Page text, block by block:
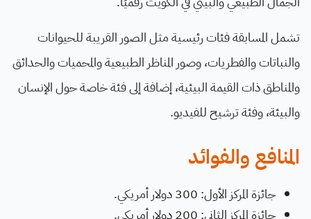
تشمل المسابقة فئات رئيسية مثل الصور القريبة للحيوانات
والنباتات والفطريات، وصور المناظر الطبيعية والمحميات والحدائق
والمناطق ذات القيمة البيئية، إضافة إلى فئة خاصة حول الإنسان
والبيئة، وفئة ترشيح للفيديو.
المنافع والفوائد
جائزة المركز الأول: 300 دولار أمريكي.
جائزة المركز الثاني: 200 دولار أمريكي.